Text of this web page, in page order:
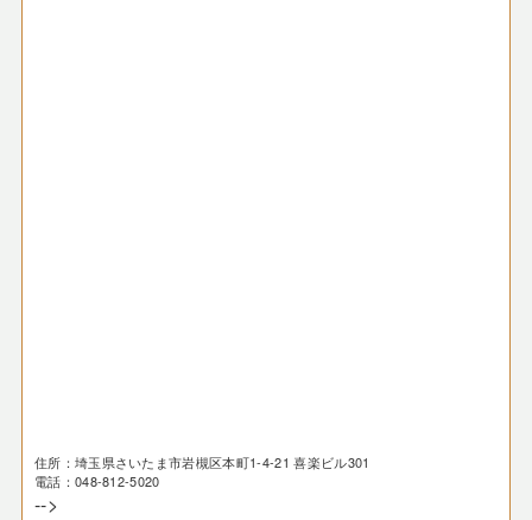
住所：埼玉県さいたま市岩槻区本町1-4-21 喜楽ビル301
電話：048-812-5020
-->